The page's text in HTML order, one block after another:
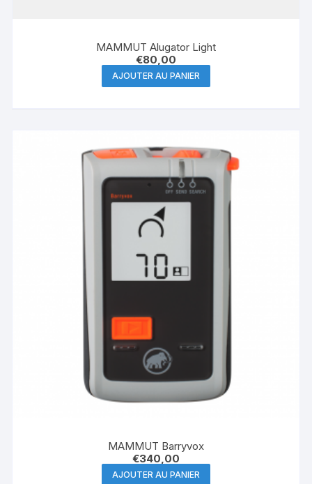
MAMMUT Alugator Light
€80,00
AJOUTER AU PANIER
MAMMUT Barryvox
€340,00
AJOUTER AU PANIER